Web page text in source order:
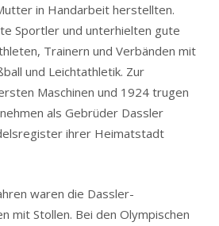
in Handarbeit herstellten.
Sportler und unterhielten gute
Trainern und Verbänden mit
und Leichtathletik. Zur
Maschinen und 1924 trugen
als Gebrüder Dassler
ihrer Heimatstadt
waren die Dassler-
mit Stollen. Bei den Olympischen